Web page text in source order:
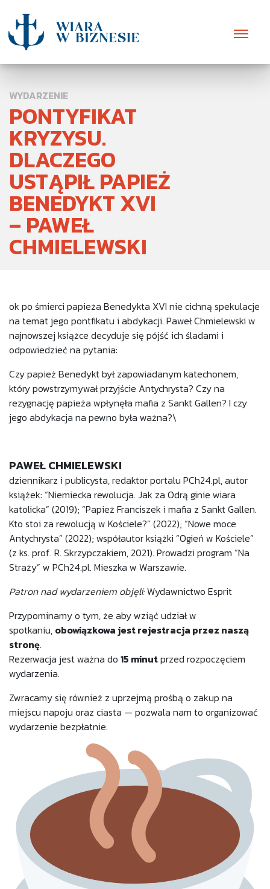
WYDARZENIE
PONTYFIKAT
KRYZYSU.
DLACZEGO
USTĄPIŁ PAPIEŻ
BENEDYKT XVI
– PAWEŁ
CHMIELEWSKI
ok po śmierci papieża Benedykta XVI nie cichną spekulacje
na temat jego pontfikatu i abdykacji. Paweł Chmielewski w
najnowszej książce decyduje się pójść ich śladami i
odpowiedzieć na pytania:
Czy papież Benedykt był zapowiadanym katechonem,
który powstrzymywał przyjście Antychrysta? Czy na
rezygnację papieża wpłynęła mafia z Sankt Gallen? I czy
jego abdykacja na pewno była ważna?\
PAWEŁ CHMIELEWSKI
dziennikarz i publicysta, redaktor portalu PCh24.pl, autor
książek: “Niemiecka rewolucja. Jak za Odrą ginie wiara
katolicka” (2019); “Papież Franciszek i mafia z Sankt Gallen.
Kto stoi za rewolucją w Kościele?” (2022); “Nowe moce
Antychrysta” (2022); współautor książki “Ogień w Kościele”
(z ks. prof. R. Skrzypczakiem, 2021). Prowadzi program “Na
Straży” w PCh24.pl. Mieszka w Warszawie.
Patron nad wydarzeniem objęli:Wydawnictwo Esprit
Przypominamy o tym, że aby wziąć udział w
spotkaniu, obowiązkowa jest rejestracja przez naszą
stronę.
Rezerwacja jest ważna do 15 minutprzed rozpoczęciem
wydarzenia.
Zwracamy się również z uprzejmą prośbą o zakup na
miejscu napoju oraz ciasta — pozwala nam to organizować
wydarzenie bezpłatnie.